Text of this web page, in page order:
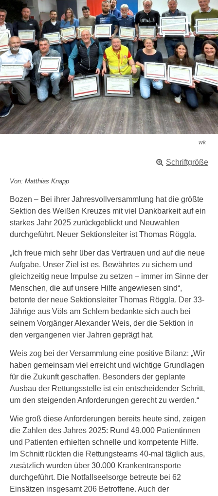
wk
Schriftgröße
Von: Matthias Knapp
Bozen – Bei ihrer Jahresvollversammlung hat die größte
Sektion des Weißen Kreuzes mit viel Dankbarkeit auf ein
starkes Jahr 2025 zurückgeblickt und Neuwahlen
durchgeführt. Neuer Sektionsleiter ist Thomas Röggla.
„Ich freue mich sehr über das Vertrauen und auf die neue
Aufgabe. Unser Ziel ist es, Bewährtes zu sichern und
gleichzeitig neue Impulse zu setzen – immer im Sinne der
Menschen, die auf unsere Hilfe angewiesen sind“,
betonte der neue Sektionsleiter Thomas Röggla. Der 33-
Jährige aus Völs am Schlern bedankte sich auch bei
seinem Vorgänger Alexander Weis, der die Sektion in
den vergangenen vier Jahren geprägt hat.
Weis zog bei der Versammlung eine positive Bilanz: „Wir
haben gemeinsam viel erreicht und wichtige Grundlagen
für die Zukunft geschaffen. Besonders der geplante
Ausbau der Rettungsstelle ist ein entscheidender Schritt,
um den steigenden Anforderungen gerecht zu werden.“
Wie groß diese Anforderungen bereits heute sind, zeigen
die Zahlen des Jahres 2025: Rund 49.000 Patientinnen
und Patienten erhielten schnelle und kompetente Hilfe.
Im Schnitt rückten die Rettungsteams 40-mal täglich aus,
zusätzlich wurden über 30.000 Krankentransporte
durchgeführt. Die Notfallseelsorge betreute bei 62
Einsätzen insgesamt 206 Betroffene. Auch der